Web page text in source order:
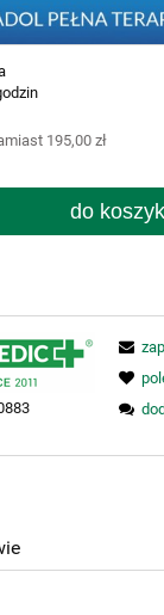
195,00 zł
do